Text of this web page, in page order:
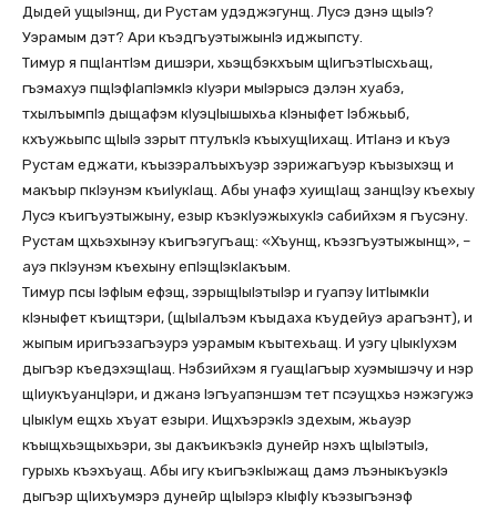
Дыдей ущыIэнщ, ди Рустам удэджэгунщ. Лусэ дэнэ щыIэ?
Уэрамым дэт? Ари къэдгъуэтыжынIэ иджыпсту.
Тимур я пщIантIэм дишэри, хьэщбэкхъым щIигъэтIысхьащ,
гъэмахуэ пщIэфIапIэмкIэ кIуэри мыIэрысэ дэлэн хуабэ,
тхылъымпIэ дыщафэм кIуэцIышыхьа кIэныфет Iэбжьыб,
кхъужьыпс щIыIэ зэрыт птулъкIэ къыхущIихащ. ИтIанэ и къуэ
Рустам еджати, къызэралъыхъуэр зэрижагъуэр къызыхэщ и
макъыр пкlэунэм къиlукlащ. Абы унафэ хуищIащ занщIэу къехыу
Лусэ къигъуэтыжыну, езыр къэкIуэжыхукIэ сабийхэм я гъусэну.
Рустам щхьэхынэу къигъэгугъащ: «Хъунщ, къэзгъуэтыжынщ», –
ауэ пкlэунэм къехыну епIэщIэкIакъым.
Тимур псы IэфIым ефэщ, зэрыщIыIэтыIэр и гуапэу IитIымкIи
кlэныфет къищтэри, (щIыIалъэм къыдаха къудейуэ арагъэнт), и
жыпым иригъэзагъэурэ уэрамым къытехьащ. И уэгу цIыкIухэм
дыгъэр къедэхэщIащ. Нэбзийхэм я гуащIагъыр хуэмышэчу и нэр
щIиукъуанцIэри, и джанэ Iэгъуапэншэм тет псэущхьэ нэжэгужэ
цlыкlум ещхь хъуат езыри. ИщхъэрэкIэ здехым, жьауэр
къыщхьэщыхьэри, зы дакъикъэкIэ дунейр нэхъ щIыIэтыIэ,
гурыхь къэхъуащ. Абы игу къигъэкIыжащ дамэ лъэныкъуэкIэ
дыгъэр щIихъумэрэ дунейр щIыIэрэ кIыфIу къэзыгъэнэф